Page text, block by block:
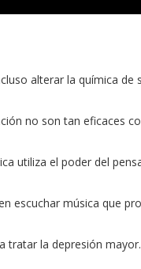
alterar la química
no son tan eficaces
utiliza el poder del
escuchar música que
tratar la depresión